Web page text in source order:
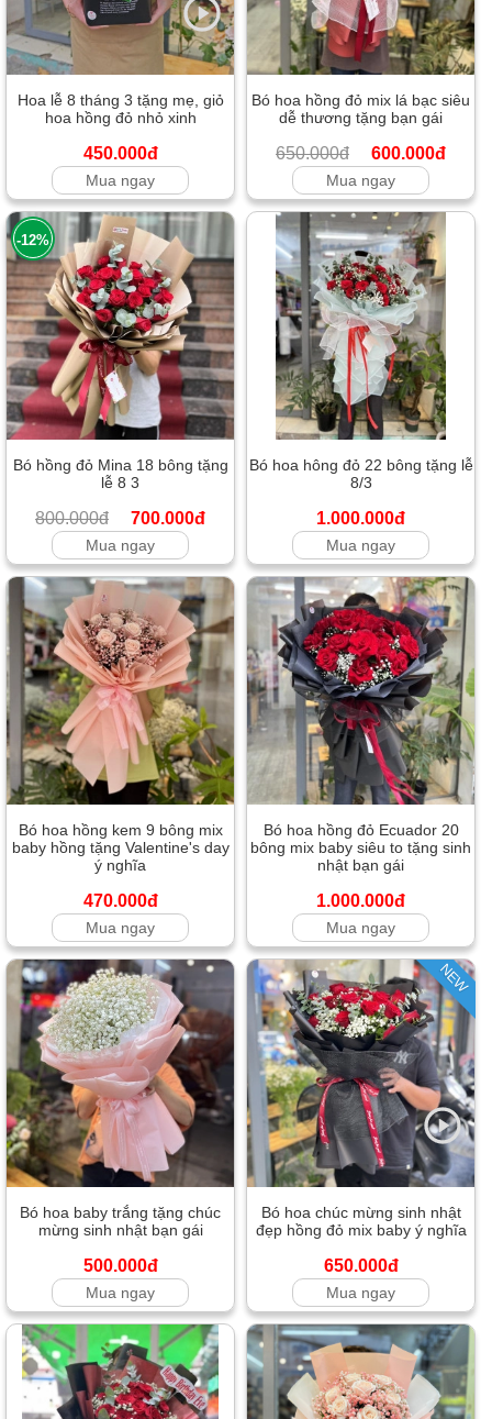
Hoa lễ 8 tháng 3 tặng mẹ, giỏ
hoa hồng đỏ nhỏ xinh
450.000đ
Mua ngay
Bó hoa hồng đỏ mix lá bạc siêu
dễ thương tặng bạn gái
650.000đ 600.000đ
Mua ngay
-12%
Bó hồng đỏ Mina 18 bông tặng
lễ 8 3
800.000đ 700.000đ
Mua ngay
Bó hoa hông đỏ 22 bông tặng lễ
8/3
1.000.000đ
Mua ngay
Bó hoa hồng kem 9 bông mix
baby hồng tặng Valentine's day
ý nghĩa
470.000đ
Mua ngay
Bó hoa hồng đỏ Ecuador 20
bông mix baby siêu to tặng sinh
nhật bạn gái
1.000.000đ
Mua ngay
Bó hoa baby trắng tặng chúc
mừng sinh nhật bạn gái
500.000đ
Mua ngay
NEW
Bó hoa chúc mừng sinh nhật
đẹp hồng đỏ mix baby ý nghĩa
650.000đ
Mua ngay